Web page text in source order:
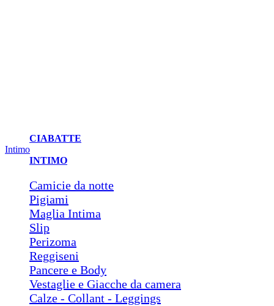
CIABATTE
Intimo
INTIMO
Camicie da notte
Pigiami
Maglia Intima
Slip
Perizoma
Reggiseni
Pancere e Body
Vestaglie e Giacche da camera
Calze - Collant - Leggings